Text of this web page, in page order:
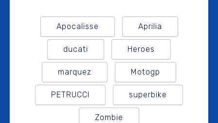
Apocalisse Aprilia
ducati Heroes
marquez Motogp
PETRUCCI superbike
Zombie